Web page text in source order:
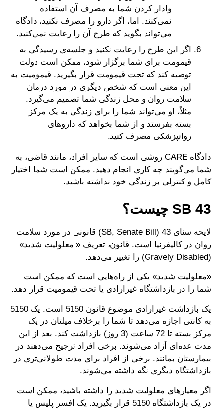
وادار کردن شما به مصرف آن استفاده
نمی‌کنند. اما، اگر دارو را مصرف نکنید، دادگاه
می‌تواند بگوید که طرح آن را رعایت نمی‌کنید.
اگر این طرح را رعایت نکنید و جلسه‌ی رسیدگی به
قیمومت برای شما برگزار شود، ممکن است دولت
توصیه کند که تحت قیمومت قرار بگیرید. قیمومیت به
این معنی است که شخص دیگری در مورد درمان
سلامت روان و محل زندگی شما تصمیم می‌گیرد.
مثلاً، او می‌تواند شما را برای زندگی به یک مرکز
بسته بفرستد و از شما بخواهد که داروهای
روانپزشکی مصرف کنید.
دادگاه CARE روشی است که سایر افراد، مانند قاضی، به
شما می‌گویند چه کاری انجام دهید. ممکن است شما اختیار
کامل و کنترلی بر زندگی خود نداشته باشید.
SB 43 چیست؟
لایحه سنای 43 (SB, Senate Bill) قانونی در مورد سلامت
روان در کالیفرنیا است. قانون، تعریف « معلولیت شدید»
(Gravely Disabled) را تغییر می‌دهد.
«معلولیت شدید» یکی از راه‌هایی است که ممکن است
شما را در بازداشتگاه غیرارادی یا تحت قیمومیت قرار دهد.
یک بازداشت غیرارادی موضوع قانون 5150 است. یک 5150
به کانتی اجازه می‌دهد تا شما را برخلاف میلتان در یک
مرکز بسته تا 72 ساعت (3 روز) بازداشت کند. بعد از این
مدت عده‌ای آزاد می‌شوند. برخی افراد ترجیح می‌دهند در
بیمارستان بمانند. برخی از افراد برای مدت طولانی‌تری در
بازداشتگاه دیگری نگه داشته می‌شوند.
اگر معیارهای معلولیت شدید را داشته باشید، ممکن است
در یک بازداشتگاه 5150 قرار بگیرید. یک افسر پلیس یا